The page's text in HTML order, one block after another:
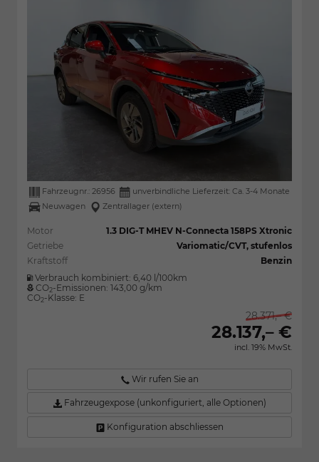
Fahrzeugnr.: 26956
unverbindliche Lieferzeit: Ca. 3-4 Monate
Neuwagen
Zentrallager (extern)
Motor
1.3 DIG-T MHEV N-Connecta 158PS Xtronic
Getriebe
Variomatic/CVT, stufenlos
Kraftstoff
Benzin
Verbrauch kombiniert: 6,40 l/100km
CO2-Emissionen: 143,00 g/km
CO2-Klasse: E
28.371,– €
28.137,– €
incl. 19% MwSt.
Wir rufen Sie an
Fahrzeugexpose (unkonfiguriert, alle Optionen)
Konfiguration abschliessen